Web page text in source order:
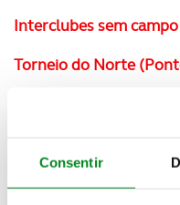
Consentir
Interclubes sem
Torneio do Norte
3º torneio Sénior
Torneio do Sul (Vila
2º torneio Sénior ACP